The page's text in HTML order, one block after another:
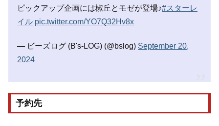
ピックアップ企画には椒丘とモゼが登場♪#スターレ
イル pic.twitter.com/YO7Q32Hv8x
— ビーズログ (B's-LOG) (@bslog) September 20,
2024
予約先